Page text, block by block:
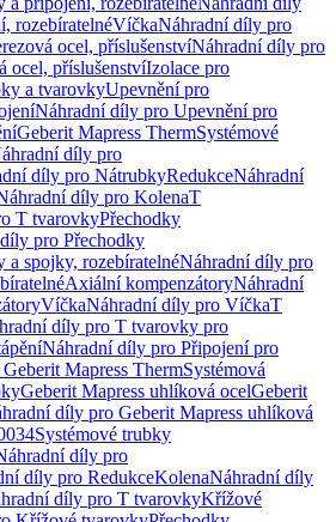
rozebíratelnéVíčkaNáhradní díly pro
ocel, příslušenstvíNáhradní díly pro
ocel, příslušenstvíIzolace pro
a tvarovkyUpevnění pro
Náhradní díly pro Upevnění pro
Geberit Mapress ThermSystémové
díly pro
díly pro NátrubkyRedukceNáhradní
díly pro KolenaT
T tvarovkyPřechodky
pro Přechodky
a spojky, rozebíratelnéNáhradní díly pro
Axiální kompenzátoryNáhradní
VíčkaNáhradní díly pro VíčkaT
díly pro T tvarovky pro
Náhradní díly pro Připojení pro
Mapress ThermSystémová
Geberit Mapress uhlíková ocelGeberit
díly pro Geberit Mapress uhlíková
Systémové trubky
díly pro
díly pro RedukceKolenaNáhradní díly
díly pro T tvarovkyKřížové